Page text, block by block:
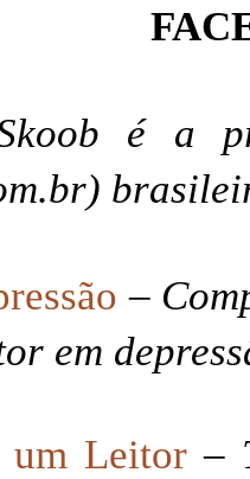
é a
–
em
um Leitor–